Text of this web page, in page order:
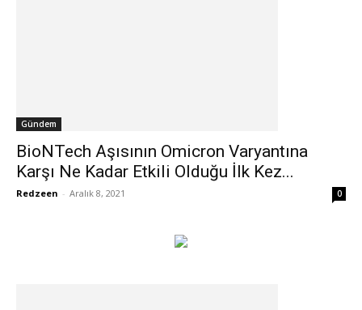
Gündem
BioNTech Aşısının Omicron Varyantına
Karşı Ne Kadar Etkili Olduğu İlk Kez...
Redzeen - Aralık 8, 2021 0